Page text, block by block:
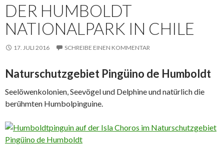
DER HUMBOLDT
NATIONALPARK IN CHILE
17. JULI 2016 SCHREIBE EINEN KOMMENTAR
Naturschutzgebiet Pingüino de Humboldt
Seelöwenkolonien, Seevögel und Delphine und natürlich die
berühmten Humbolpinguine.